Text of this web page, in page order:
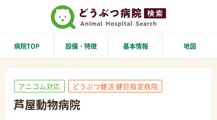
病院TOP 設備・特徴 基本情報 地図
アニコム対応 どうぶつ健活 健診指定病院
芦屋動物病院